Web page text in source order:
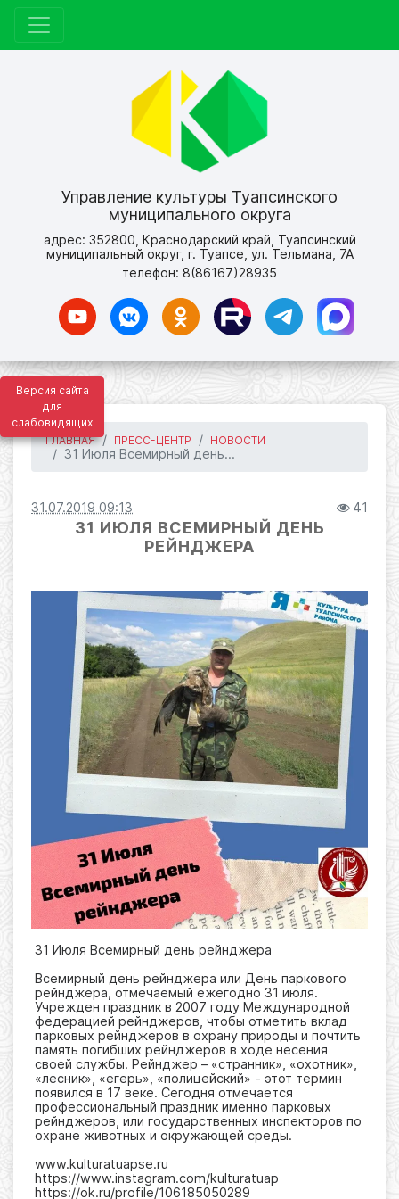
Версия сайта
для
слабовидящих
Управление культуры Туапсинского
муниципального округа
адрес: 352800, Краснодарский край, Туапсинский
муниципальный округ, г. Туапсе, ул. Тельмана, 7А
телефон: 8(86167)28935
ГЛАВНАЯ ПРЕСС-ЦЕНТР НОВОСТИ
31 Июля Всемирный день...
31.07.2019 09:13 41
31 ИЮЛЯ ВСЕМИРНЫЙ ДЕНЬ
РЕЙНДЖЕРА
31 Июля Всемирный день рейнджера
Всемирный день рейнджера или День паркового
рейнджера, отмечаемый ежегодно 31 июля.
Учрежден праздник в 2007 году Международной
федерацией рейнджеров, чтобы отметить вклад
парковых рейнджеров в охрану природы и почтить
память погибших рейнджеров в ходе несения
своей службы. Рейнджер – «странник», «охотник»,
«лесник», «егерь», «полицейский» - этот термин
появился в 17 веке. Сегодня отмечается
профессиональный праздник именно парковых
рейнджеров, или государственных инспекторов по
охране животных и окружающей среды.
www.kulturatuapse.ru
https://www.instagram.com/kulturatuap
https://ok.ru/profile/106185050289